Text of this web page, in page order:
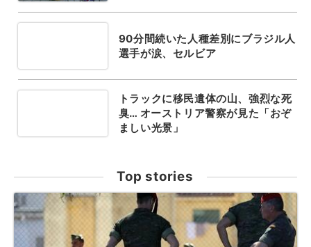
90分間続いた人種差別にブラジル人
選手が涙、セルビア
トラックに移民遺体の山、強烈な死
臭… オーストリア警察が見た「おぞ
ましい光景」
Top stories